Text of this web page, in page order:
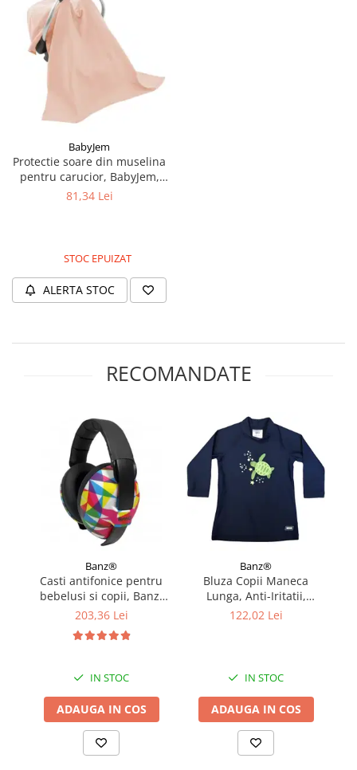
BabyJem
Protectie soare din muselina
pentru carucior, BabyJem,
90x110 cm, Somon
81,34 Lei
STOC EPUIZAT
ALERTA STOC
RECOMANDATE
Banz®
Casti antifonice pentru
bebelusi si copii, Banz,
Bubzee, 3-36 luni, Prism
203,36 Lei
IN STOC
ADAUGA IN COS
Banz®
Bluza Copii Maneca
Lunga, Anti-Iritatii,
Protectie Soare UPF50+,
122,02 Lei
IN STOC
ADAUGA IN COS